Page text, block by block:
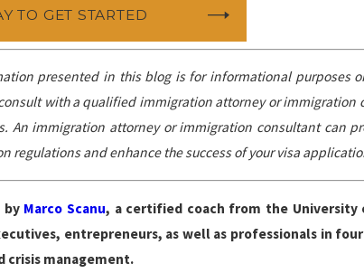
TO GET STARTED
presented in this blog is for informational purposes
with a qualified immigration attorney or
An immigration attorney or immigration consultant can
regulations and enhance the success of your visa
Marco Scanu, a certified coach from the University
entrepreneurs, as well as professionals in
crisis management.